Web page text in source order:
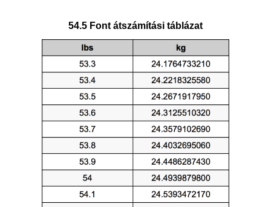
54.5 Font átszámítási táblázat